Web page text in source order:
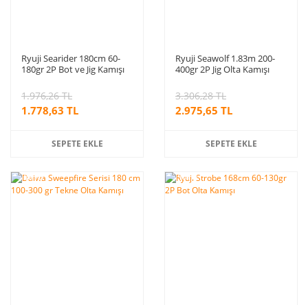
Ryuji Searider 180cm 60-
180gr 2P Bot ve Jig Kamışı
1.778,63 TL
1.976,26 TL
SEPETE EKLE
Ryuji Seawolf 1.83m 200-
400gr 2P Jig Olta Kamışı
2.975,65 TL
3.306,28 TL
SEPETE EKLE
%10 %10
indirim